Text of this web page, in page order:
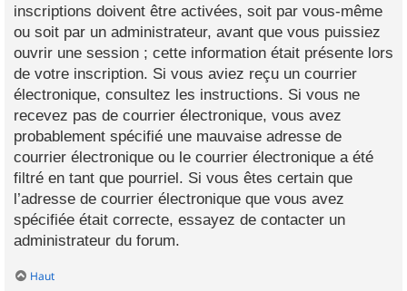
inscriptions doivent être activées, soit par vous-même
ou soit par un administrateur, avant que vous puissiez
ouvrir une session ; cette information était présente lors
de votre inscription. Si vous aviez reçu un courrier
électronique, consultez les instructions. Si vous ne
recevez pas de courrier électronique, vous avez
probablement spécifié une mauvaise adresse de
courrier électronique ou le courrier électronique a été
filtré en tant que pourriel. Si vous êtes certain que
l’adresse de courrier électronique que vous avez
spécifiée était correcte, essayez de contacter un
administrateur du forum.
Haut